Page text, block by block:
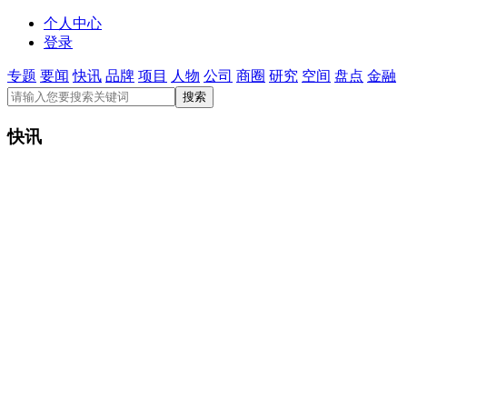
个人中心
登录
专题 要闻 快讯 品牌 项目 人物 公司 商圈 研究 空间 盘点 金融
快讯